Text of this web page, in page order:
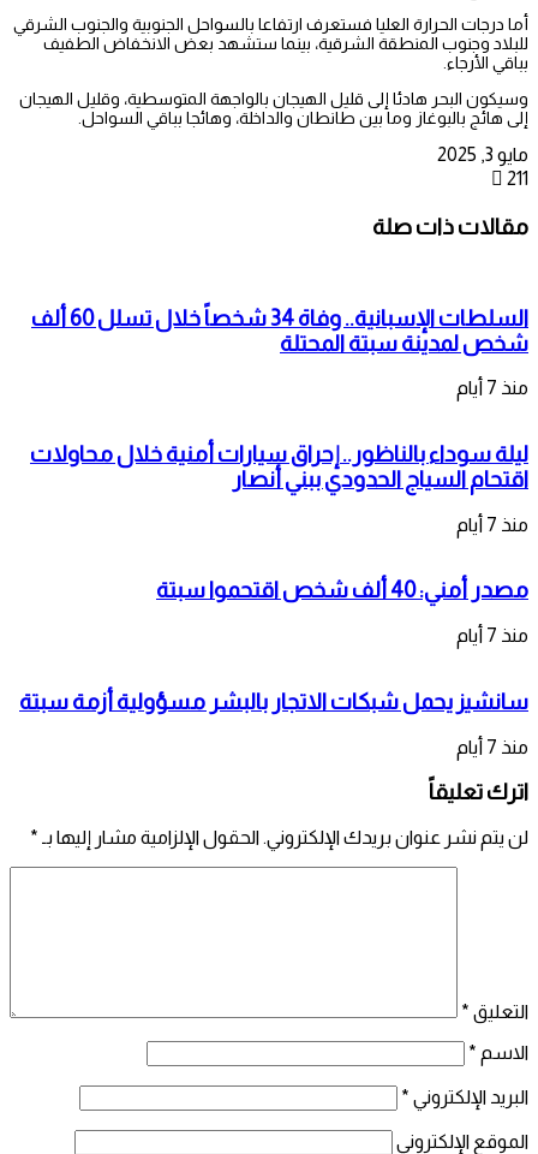
أما درجات الحرارة العليا فستعرف ارتفاعا بالسواحل الجنوبية والجنوب الشرقي
للبلاد وجنوب المنطقة الشرقية، بينما ستشهد بعض الانخفاض الطفيف
بباقي الأرجاء.
وسيكون البحر هادئا إلى قليل الهيجان بالواجهة المتوسطية، وقليل الهيجان
إلى هائج بالبوغاز وما بين طانطان والداخلة، وهائجا بباقي السواحل.
مايو 3, 2025
211
مقالات ذات صلة
السلطات الإسبانية.. وفاة 34 شخصاً خلال تسلل 60 ألف
شخص لمدينة سبتة المحتلة
منذ 7 أيام
ليلة سوداء بالناظور.. إحراق سيارات أمنية خلال محاولات
اقتحام السياج الحدودي ببني أنصار
منذ 7 أيام
مصدر أمني: 40 ألف شخص اقتحموا سبتة
منذ 7 أيام
سانشيز يحمل شبكات الاتجار بالبشر مسؤولية أزمة سبتة
منذ 7 أيام
اترك تعليقاً
لن يتم نشر عنوان بريدك الإلكتروني. الحقول الإلزامية مشار إليها بـ *
التعليق *
الاسم *
البريد الإلكتروني *
الموقع الإلكتروني